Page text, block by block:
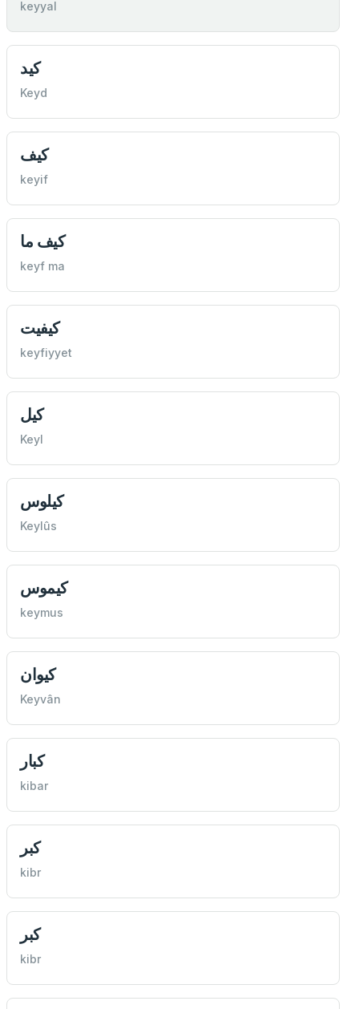
keyyal
كيد
Keyd
كيف
keyif
كيف ما
keyf ma
كيفيت
keyfiyyet
كيل
Keyl
كيلوس
Keylûs
كيموس
keymus
كيوان
Keyvân
كبار
kibar
كبر
kibr
كبر
kibr